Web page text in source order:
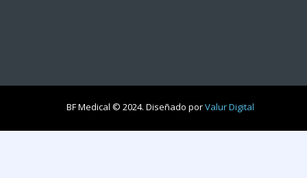
BF Medical © 2024. Diseñado porValur Digital